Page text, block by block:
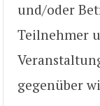
und/oder
Teilnehmer
gegenüber